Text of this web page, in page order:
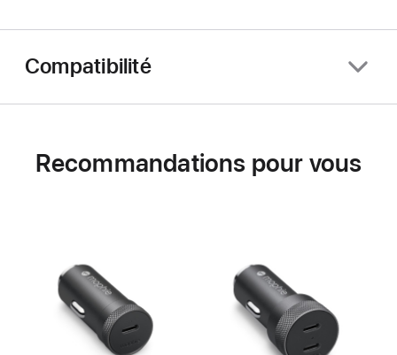
Compatibilité
Recommandations pour vous